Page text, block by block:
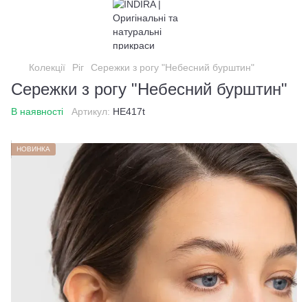
Колекції Ріг Сережки з рогу "Небесний бурштин"
Сережки з рогу "Небесний бурштин"
В наявності Артикул: HE417t
НОВИНКА